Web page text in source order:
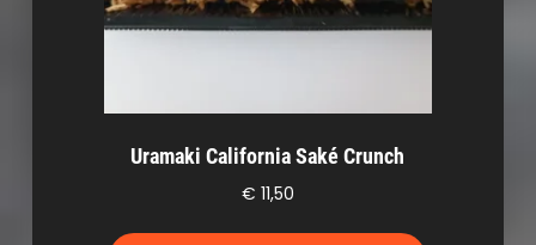
Uramaki California Saké Crunch
€ 11,50